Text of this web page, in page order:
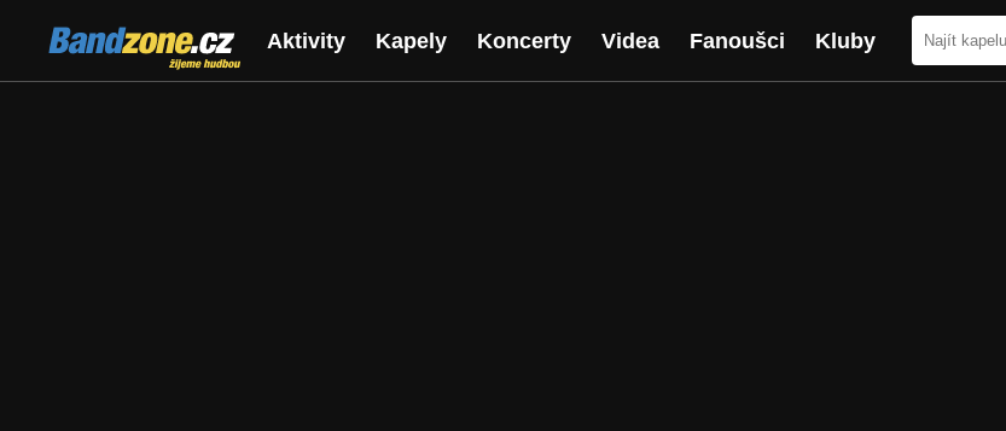
Bandzone.cz
žijeme hudbou
Aktivity Kapely Koncerty Videa Fanoušci Kluby